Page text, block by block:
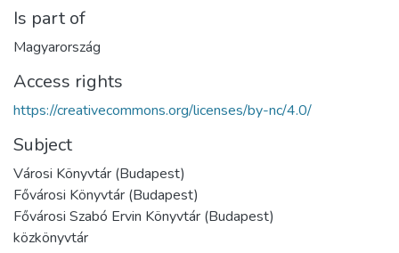
Is part of
Magyarország
Access rights
https://creativecommons.org/licenses/by-nc/4.0/
Subject
Városi Könyvtár (Budapest)
Fővárosi Könyvtár (Budapest)
Fővárosi Szabó Ervin Könyvtár (Budapest)
közkönyvtár